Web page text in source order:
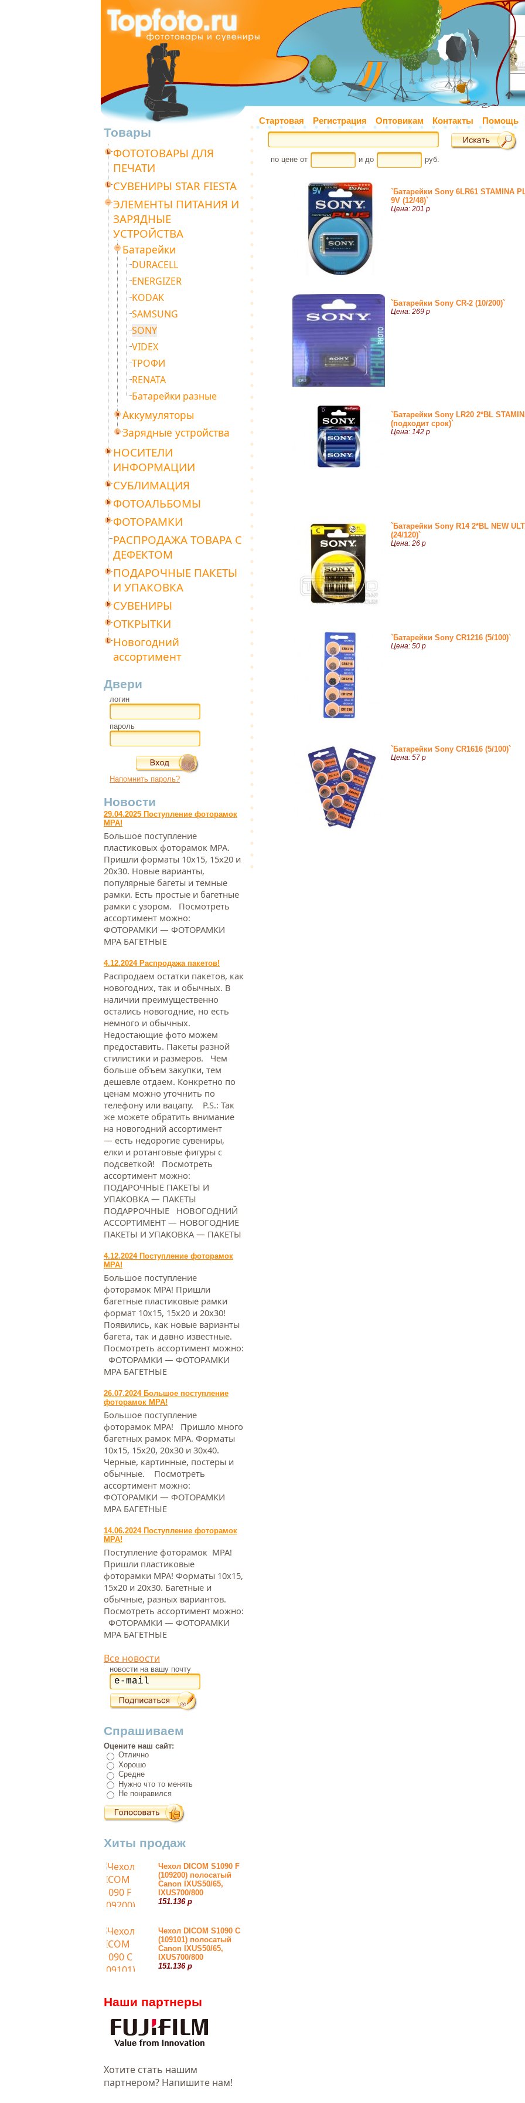
Стартовая Регистрация Оптовикам Контакты Помощь
Товары
ФОТОТОВАРЫ ДЛЯ
ПЕЧАТИ
СУВЕНИРЫ STAR FIESTA
ЭЛЕМЕНТЫ ПИТАНИЯ И
ЗАРЯДНЫЕ
УСТРОЙСТВА
Батарейки
DURACELL
ENERGIZER
KODAK
SAMSUNG
SONY
VIDEX
ТРОФИ
RENATA
Батарейки разные
Аккумуляторы
Зарядные устройства
НОСИТЕЛИ
ИНФОРМАЦИИ
СУБЛИМАЦИЯ
ФОТОАЛЬБОМЫ
ФОТОРАМКИ
РАСПРОДАЖА ТОВАРА С
ДЕФЕКТОМ
ПОДАРОЧНЫЕ ПАКЕТЫ
И УПАКОВКА
СУВЕНИРЫ
ОТКРЫТКИ
Новогодний
ассортимент
Двери
логин
пароль
Напомнить пароль?
Новости
29.04.2025 Поступление фоторамок
МРА!
Большое поступление
пластиковых фоторамок МРА.
Пришли форматы 10х15, 15х20 и
20х30. Новые варианты,
популярные багеты и темные
рамки. Есть простые и багетные
рамки с узором. Посмотреть
ассортимент можно:
ФОТОРАМКИ — ФОТОРАМКИ
МРА БАГЕТНЫЕ
4.12.2024 Распродажа пакетов!
Распродаем остатки пакетов, как
новогодних, так и обычных. В
наличии преимущественно
остались новогодние, но есть
немного и обычных.
Недостающие фото можем
предоставить. Пакеты разной
стилистики и размеров. Чем
больше объем закупки, тем
дешевле отдаем. Конкретно по
ценам можно уточнить по
телефону или вацапу. Р.S.: Так
же можете обратить внимание
на новогодний ассортимент
— есть недорогие сувениры,
елки и ротанговые фигуры с
подсветкой! Посмотреть
ассортимент можно:
ПОДАРОЧНЫЕ ПАКЕТЫ И
УПАКОВКА — ПАКЕТЫ
ПОДАРРОЧНЫЕ НОВОГОДНИЙ
АССОРТИМЕНТ — НОВОГОДНИЕ
ПАКЕТЫ И УПАКОВКА — ПАКЕТЫ
4.12.2024 Поступление фоторамок
МРА!
Большое поступление
фоторамок МРА! Пришли
багетные пластиковые рамки
формат 10х15, 15х20 и 20х30!
Появились, как новые варианты
багета, так и давно известные.
Посмотреть ассортимент можно:
ФОТОРАМКИ — ФОТОРАМКИ
МРА БАГЕТНЫЕ
26.07.2024 Большое поступление
фоторамок МРА!
Большое поступление
фоторамок МРА! Пришло много
багетных рамок МРА. Форматы
10х15, 15х20, 20х30 и 30х40.
Черные, картинные, постеры и
обычные. Посмотреть
ассортимент можно:
ФОТОРАМКИ — ФОТОРАМКИ
МРА БАГЕТНЫЕ
14.06.2024 Поступление фоторамок
МРА!
Поступление фоторамок МРА!
Пришли пластиковые
фоторамки МРА! Форматы 10х15,
15х20 и 20х30. Багетные и
обычные, разных вариантов.
Посмотреть ассортимент можно:
ФОТОРАМКИ — ФОТОРАМКИ
МРА БАГЕТНЫЕ
Все новости
новости на вашу почту
Спрашиваем
Оцените наш сайт:
Отлично
Хорошо
Средне
Нужно что то менять
Не понравился
Хиты продаж
Чехол DICOM S1090 F
(109200) полосатый
Canon IXUS50/65,
IXUS700/800
151.136 р
Чехол DICOM S1090 С
(109101) полосатый
Canon IXUS50/65,
IXUS700/800
151.136 р
Наши партнеры
Хотитe стать нашим
партнером? Напишите нам!
по цене от и до руб.
`Батарейки Sony 6LR61 STAMINA
9V (12/48)`
Цена: 201 р
`Батарейки Sony CR-2 (10/200)`
Цена: 269 р
`Батарейки Sony LR20 2*BL
(подходит срок)`
Цена: 142 р
`Батарейки Sony R14 2*BL NEW
(24/120)`
Цена: 26 р
`Батарейки Sony СR1216 (5/100)`
Цена: 50 р
`Батарейки Sony СR1616 (5/100)`
Цена: 57 р